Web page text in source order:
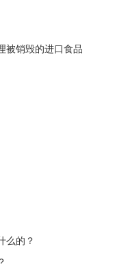
被销毁的进口食品
么的？